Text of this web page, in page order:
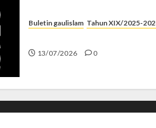
Buletin gaulislam Tahun XIX/2025-
13/07/2026 0